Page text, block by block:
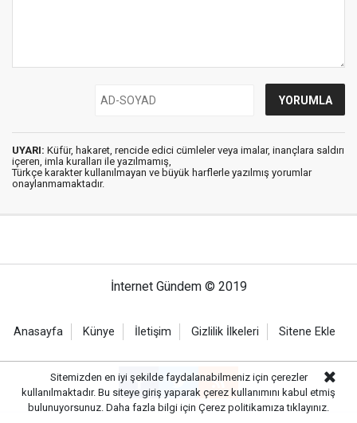
UYARI: Küfür, hakaret, rencide edici cümleler veya imalar, inançlara saldırı
içeren, imla kuralları ile yazılmamış,
Türkçe karakter kullanılmayan ve büyük harflerle yazılmış yorumlar
onaylanmamaktadır.
İnternet Gündem © 2019
Anasayfa Künye İletişim Gizlilik İlkeleri Sitene Ekle
Sitemizden en iyi şekilde faydalanabilmeniz için çerezler
kullanılmaktadır. Bu siteye giriş yaparak çerez kullanımını kabul etmiş
bulunuyorsunuz. Daha fazla bilgi için Çerez politikamıza tıklayınız.